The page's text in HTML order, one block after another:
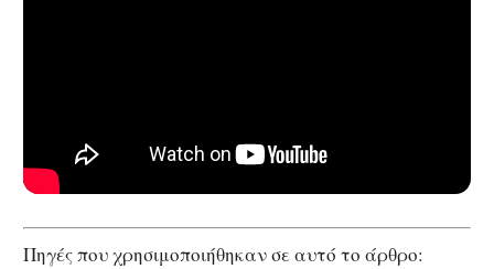
Πηγές που χρησιμοποιήθηκαν σε αυτό το άρθρο: